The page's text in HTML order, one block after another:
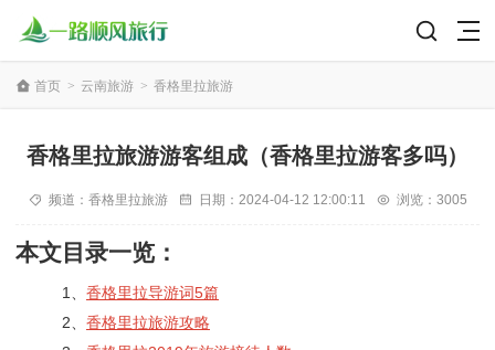
首页 > 云南旅游 > 香格里拉旅游
香格里拉旅游游客组成（香格里拉游客多吗）
频道： 香格里拉旅游 日期： 2024-04-12 12:00:11 浏览：3005
本文目录一览：
1、 香格里拉导游词5篇
2、 香格里拉旅游攻略